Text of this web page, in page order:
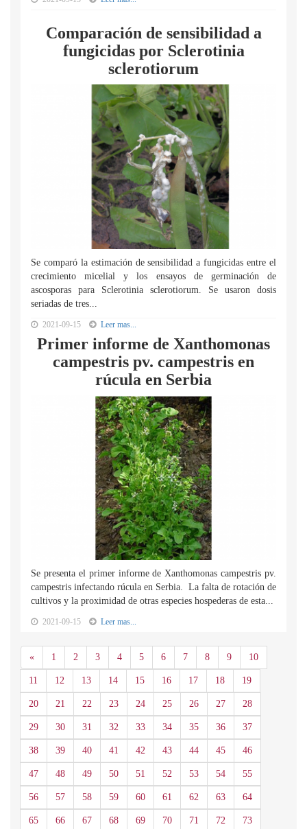
Comparación de sensibilidad a
fungicidas por Sclerotinia
sclerotiorum
Se comparó la estimación de sensibilidad a fungicidas entre el
crecimiento micelial y los ensayos de germinación de
ascosporas para Sclerotinia sclerotiorum. Se usaron dosis
seriadas de tres...
2021-09-15 Leer mas...
Primer informe de Xanthomonas
campestris pv. campestris en
rúcula en Serbia
Se presenta el primer informe de Xanthomonas campestris pv.
campestris infectando rúcula en Serbia. La falta de rotación de
cultivos y la proximidad de otras especies hospederas de esta...
2021-09-15 Leer mas...
«Anterior
1 2 3 4 5 6 7 8 9 10
11 12 13 14 15 16 17 18 19
20 21 22 23 24 25 26 27 28
29 30 31 32 33 34 35 36 37
38 39 40 41 42 43 44 45 46
47 48 49 50 51 52 53 54 55
56 57 58 59 60 61 62 63 64
65 66 67 68 69 70 71 72 73